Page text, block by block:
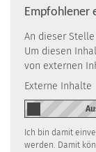
Empfohlener
An dieser
Um diesen
von externen
Externe Inhalte
Ich bin damit
werden. Damit